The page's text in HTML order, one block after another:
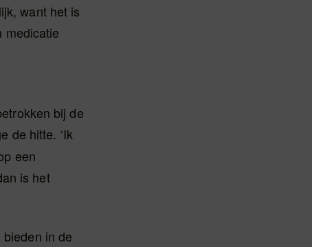
want het is
medicatie
bij de
de hitte. ‘Ik
een
is het
in de